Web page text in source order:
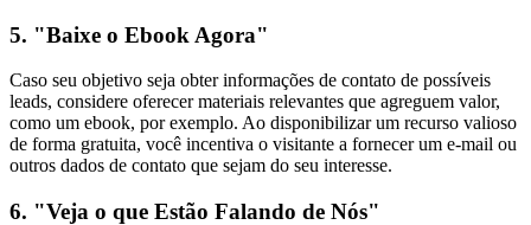
5. "Baixe o Ebook Agora"
Caso seu objetivo seja obter informações de contato de possíveis
leads, considere oferecer materiais relevantes que agreguem valor,
como um ebook, por exemplo. Ao disponibilizar um recurso valioso
de forma gratuita, você incentiva o visitante a fornecer um e-mail ou
outros dados de contato que sejam do seu interesse.
6. "Veja o que Estão Falando de Nós"